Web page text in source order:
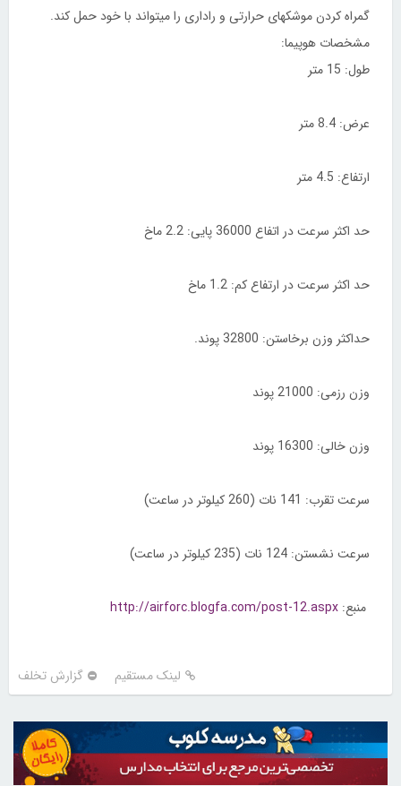
گمراه كردن موشكهای حرارتی و راداری را میتواند با خود حمل كند.
مشخصات هوپیما:
طول: 15 متر
عرض: 8.4 متر
ارتفاع: 4.5 متر
حد اكثر سرعت در اتفاع 36000 پایی: 2.2 ماخ
حد اكثر سرعت در ارتفاع كم: 1.2 ماخ
حداكثر وزن برخاستن: 32800 پوند.
وزن رزمی: 21000 پوند
وزن خالی: 16300 پوند
سرعت تقرب: 141 نات (260 كیلوتر در ساعت)
سرعت نشستن: 124 نات (235 كیلوتر در ساعت)
منبع: http://airforc.blogfa.com/post-12.aspx
لینک مستقیم گزارش تخلف